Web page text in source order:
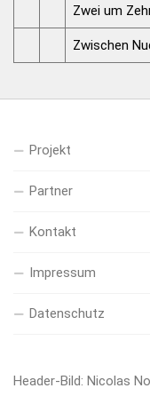
Zwei um
Zwischen
Projekt
Partner
Kontakt
Impressum
Datenschutz
Header-Bild: Nicolas